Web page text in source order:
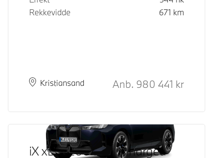
Rekkevidde
671 km
PlassKristiansand
Leveringstid Kontantpris
Anb. 980 441 kr
iX xDrive60 Fully Charged